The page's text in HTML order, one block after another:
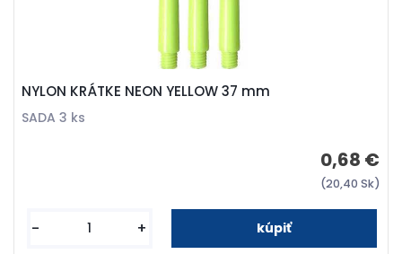
NYLON KRÁTKE NEON YELLOW 37 mm
SADA 3 ks
0,68 €
(20,40 Sk)
- +